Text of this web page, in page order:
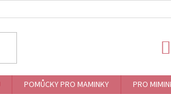
POMŮCKY PRO MAMINKY PRO